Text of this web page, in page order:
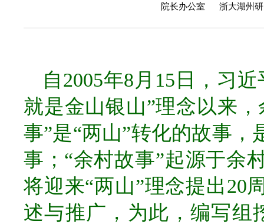
院长办公室 浙大湖州
自2005年8月15日，习
就是金山银山”理念以来
事”是“两山”转化的故事
事；“余村故事”起源于余
将迎来“两山”理念提出20
述与推广，为此，编写组